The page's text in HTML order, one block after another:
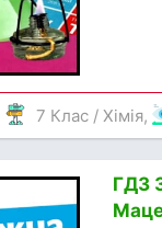
7 Клас / Хімія,
ГДЗ